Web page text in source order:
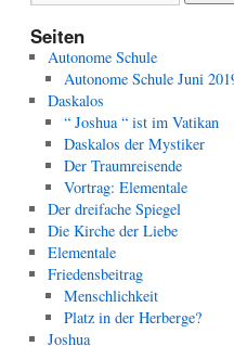
Seiten
Autonome Schule
Autonome Schule Juni
Daskalos
“ Joshua “ ist im Vatikan
Daskalos der Mystiker
Der Traumreisende
Vortrag: Elementale
Der dreifache Spiegel
Die Kirche der Liebe
Elementale
Friedensbeitrag
Menschlichkeit
Platz in der Herberge?
Joshua